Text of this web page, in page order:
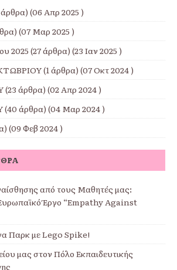
άρθρα) (06 Απρ 2025 )
(07 Μαρ 2025 )
2025 (27 άρθρα) (23 Ιαν 2025 )
(1 άρθρα) (07 Οκτ 2024 )
(23 άρθρα) (02 Απρ 2024 )
(40 άρθρα) (04 Μαρ 2024 )
(09 Φεβ 2024 )
από τους Μαθητές μας:
Έργο “Empathy Against
Παρκ με Lego Spike!
μας στον Πόλο Εκπαιδευτικής